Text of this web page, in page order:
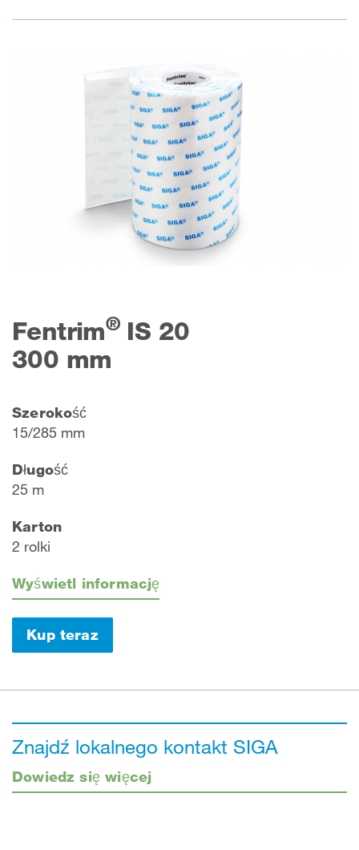
Fentrim®IS 20
300 mm
Szerokość
15/285 mm
Długość
25 m
Karton
2 rolki
Wyświetl informację
Kup teraz
Znajdź lokalnego kontakt SIGA
Dowiedz się więcej